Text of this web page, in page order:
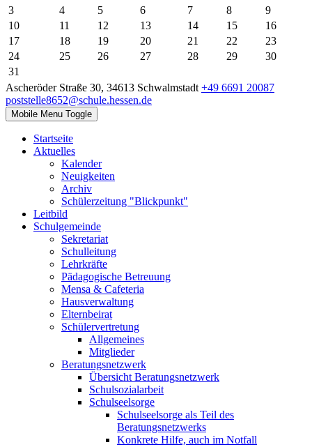
3
4 5 6 7 8
9
10
11 12 13 14 15
16
17
18 19 20 21 22
23
24
25 26 27 28 29
30
31
Ascheröder Straße 30, 34613 Schwalmstadt +49 6691 20087
poststelle8652@schule.hessen.de
Mobile Menu Toggle
Startseite
Aktuelles
Kalender
Neuigkeiten
Archiv
Schülerzeitung "Blickpunkt"
Leitbild
Schulgemeinde
Sekretariat
Schulleitung
Lehrkräfte
Pädagogische Betreuung
Mensa & Cafeteria
Hausverwaltung
Elternbeirat
Schülervertretung
Allgemeines
Mitglieder
Beratungsnetzwerk
Übersicht Beratungsnetzwerk
Schulsozialarbeit
Schulseelsorge
Schulseelsorge als Teil des
Beratungsnetzwerks
Konkrete Hilfe, auch im Notfall